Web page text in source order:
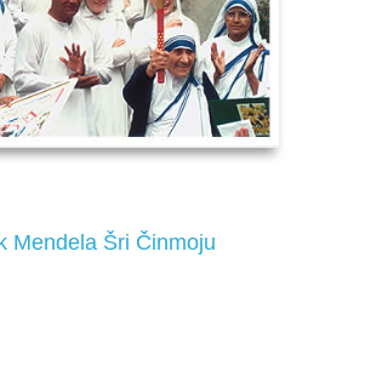
Mendela Šri Činmoju